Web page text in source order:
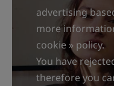
advertising
more
cookie » policy.
You have
therefore you